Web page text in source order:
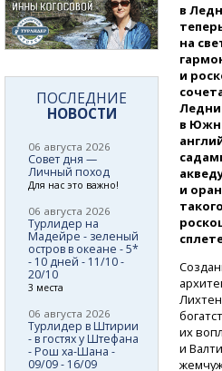
в
на
и
в
и
их
и
ПОСЛЕДНИЕ
НОВОСТИ
06 августа 2026
Совет дня —
Личный поход
Для нас это важно!
06 августа 2026
Турлидер на
Мадейре - зеленый
остров в океане - 5*
- 10 дней - 11/10 -
20/10
3 места
06 августа 2026
Турлидер в Штирии
- в гостях у Штефана
- Рош ха-Шана -
09/09 - 16/09